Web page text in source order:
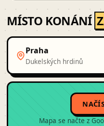
MÍSTO KONÁNÍ
Praha
Dukelských hrdinů
Mapa se načte z